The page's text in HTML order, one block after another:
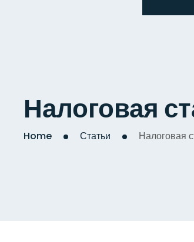
Налоговая
Home Статьи Налоговая